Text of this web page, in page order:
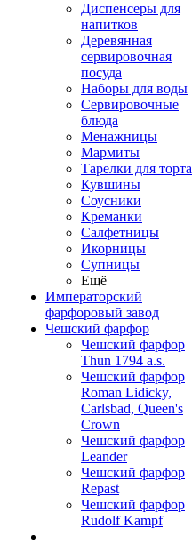
Диспенсеры для
напитков
Деревянная
сервировочная
посуда
Наборы для воды
Сервировочные
блюда
Менажницы
Мармиты
Тарелки для торта
Кувшины
Соусники
Креманки
Салфетницы
Икорницы
Супницы
Ещё
Императорский
фарфоровый завод
Чешский фарфор
Чешский фарфор
Thun 1794 a.s.
Чешский фарфор
Roman Lidicky,
Carlsbad, Queen's
Crown
Чешский фарфор
Leander
Чешский фарфор
Repast
Чешский фарфор
Rudolf Kampf